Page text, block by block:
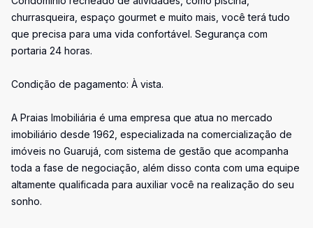
churrasqueira, espaço gourmet e muito mais, você terá tudo
que precisa para uma vida confortável. Segurança com
portaria 24 horas.
Condição de pagamento: À vista.
A Praias Imobiliária é uma empresa que atua no mercado
imobiliário desde 1962, especializada na comercialização de
imóveis no Guarujá, com sistema de gestão que acompanha
toda a fase de negociação, além disso conta com uma equipe
altamente qualificada para auxiliar você na realização do seu
sonho.